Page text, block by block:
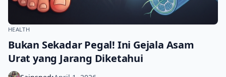
HEALTH
Bukan Sekadar Pegal! Ini Gejala Asam
Urat yang Jarang Diketahui